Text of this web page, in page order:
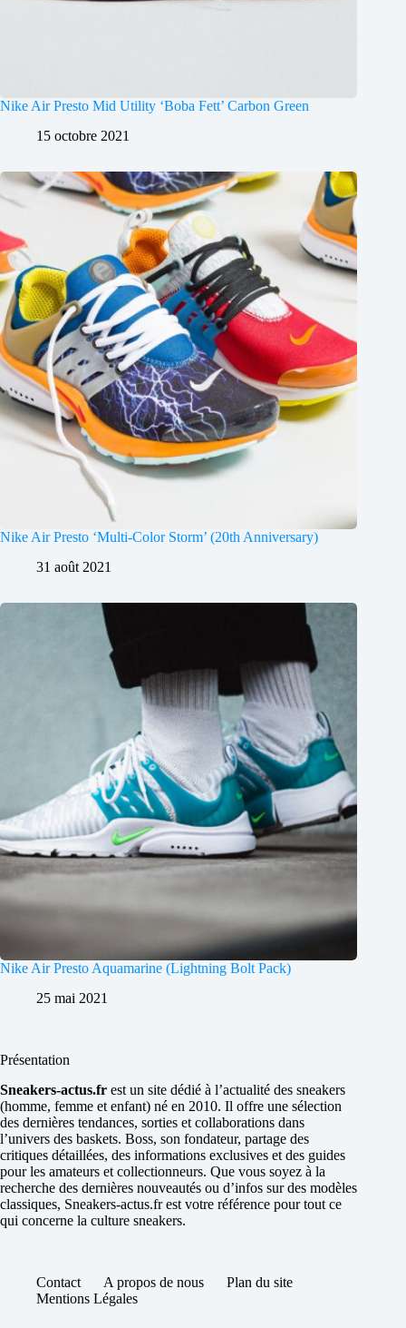
Nike Air Presto Mid Utility ‘Boba Fett’ Carbon Green
15 octobre 2021
Nike Air Presto ‘Multi-Color Storm’ (20th Anniversary)
31 août 2021
Nike Air Presto Aquamarine (Lightning Bolt Pack)
25 mai 2021
Présentation
Sneakers-actus.fr est un site dédié à l’actualité des sneakers
(homme, femme et enfant) né en 2010. Il offre une sélection
des dernières tendances, sorties et collaborations dans
l’univers des baskets. Boss, son fondateur, partage des
critiques détaillées, des informations exclusives et des guides
pour les amateurs et collectionneurs. Que vous soyez à la
recherche des dernières nouveautés ou d’infos sur des modèles
classiques, Sneakers-actus.fr est votre référence pour tout ce
qui concerne la culture sneakers.
Contact A propos de nous
Plan du site
Mentions Légales